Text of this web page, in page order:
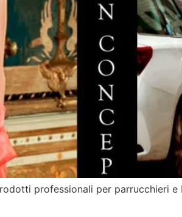
professionali per parrucchieri e